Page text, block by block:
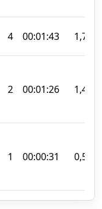
4 00:01:43 1,79%
2 00:01:26 1,49%
1 00:00:31 0,54%